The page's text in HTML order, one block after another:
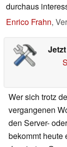
durchaus
Enrico Frahn,
Wer sich trotz
vergangenen
den Server-
bekommt heute